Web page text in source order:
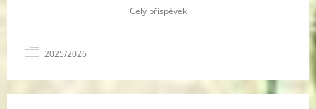
Celý příspěvek
2025/2026